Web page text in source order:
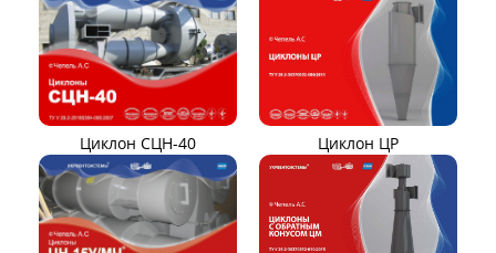
Дымосос ДН 106-39
Дымосос Д-3,5М Дымосос Д 167-37
Вентиляторы Д-3,5М t400 Дымососы ВЦКП-2219
Дымососы УЦВ
Вентиляторы ДНК и
ДНКМ